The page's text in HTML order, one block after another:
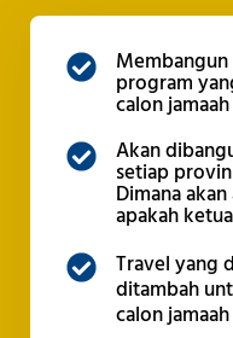
program
calon jamaah
Akan
setiap
Dimana
apakah
Travel yang
ditambah
calon jamaah